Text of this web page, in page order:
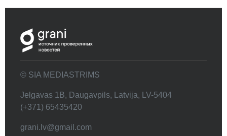
© SIA MEDIASTRIMS
Jelgavas 1B, Daugavpils, Latvija, LV-5404
(+371) 65435420
grani.lv@gmail.com